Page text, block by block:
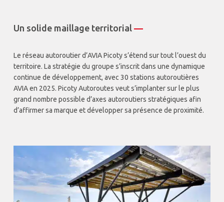
Un solide maillage territorial—
Le réseau autoroutier d’AVIA Picoty s’étend sur tout l’ouest du
territoire. La stratégie du groupe s’inscrit dans une dynamique
continue de développement, avec 30 stations autoroutières
AVIA en 2025. Picoty Autoroutes veut s’implanter sur le plus
grand nombre possible d’axes autoroutiers stratégiques afin
d’affirmer sa marque et développer sa présence de proximité.